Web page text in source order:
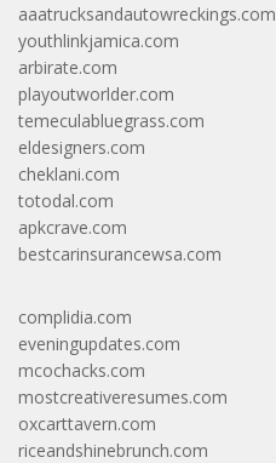
aaatrucksandautowreckings.com
youthlinkjamica.com
arbirate.com
playoutworlder.com
temeculabluegrass.com
eldesigners.com
cheklani.com
totodal.com
apkcrave.com
bestcarinsurancewsa.com
complidia.com
eveningupdates.com
mcochacks.com
mostcreativeresumes.com
oxcarttavern.com
riceandshinebrunch.com